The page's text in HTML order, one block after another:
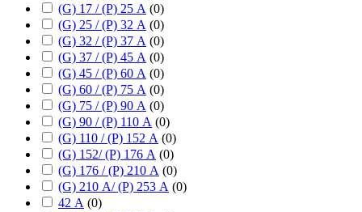
(G) 17 / (P) 25 А (0)
(G) 25 / (P) 32 А (0)
(G) 32 / (P) 37 А (0)
(G) 37 / (P) 45 А (0)
(G) 45 / (P) 60 А (0)
(G) 60 / (P) 75 А (0)
(G) 75 / (P) 90 А (0)
(G) 90 / (P) 110 А (0)
(G) 110 / (P) 152 А (0)
(G) 152/ (P) 176 А (0)
(G) 176 / (P) 210 А (0)
(G) 210 А/ (P) 253 А (0)
42 А (0)